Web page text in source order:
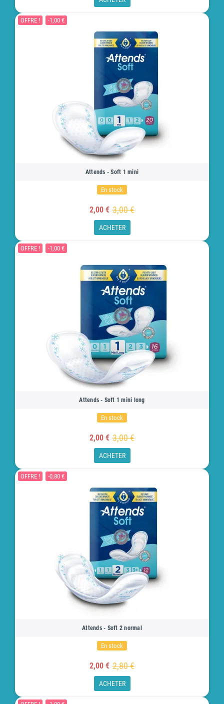
OFFRE ! -1,00 €
Attends - Soft 1 mini
En stock
2,00 € 3,00 €
ACHETER
OFFRE ! -1,00 €
Attends - Soft 1 mini long
En stock
2,00 € 3,00 €
ACHETER
OFFRE ! -0,80 €
Attends - Soft 2 normal
En stock
2,00 € 2,80 €
ACHETER